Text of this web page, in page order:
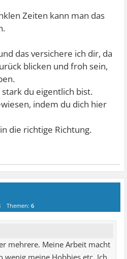
Zeiten kann man das
das versichere ich dir, da
blicken und froh sein,
du eigentlich bist.
indem du dich hier
die richtige Richtung.
Themen:6
mehrere. Meine Arbeit macht